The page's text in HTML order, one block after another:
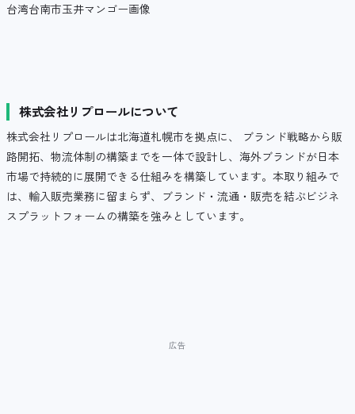
台湾台南市玉井マンゴー画像
株式会社リプロールについて
株式会社リプロールは北海道札幌市を拠点に、 ブランド戦略から販
路開拓、物流体制の構築までを一体で設計し、海外ブランドが日本
市場で持続的に展開できる仕組みを構築しています。本取り組みで
は、輸入販売業務に留まらず、ブランド・流通・販売を結ぶビジネ
スプラットフォームの構築を強みとしています。